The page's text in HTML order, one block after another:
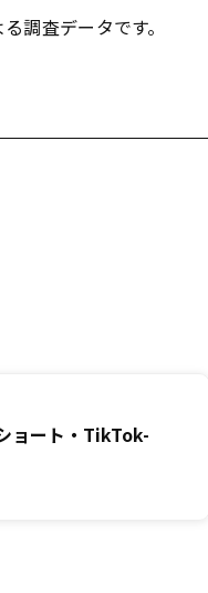
調査データです。
ョート・TikTok-